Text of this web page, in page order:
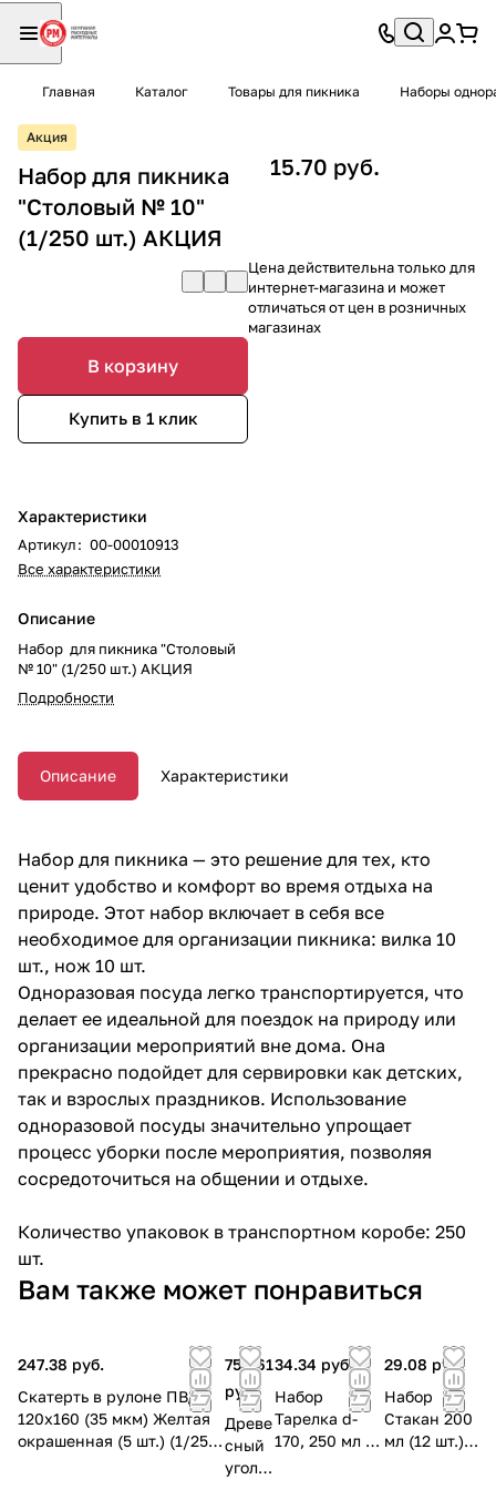
Главная Каталог Товары для пикника Наборы
Акция
Набор для пикника
"Столовый № 10"
(1/250 шт.) АКЦИЯ
В корзину
Купить в 1 клик
Характеристики
Артикул: 00-00010913
Все характеристики
Описание
Набор для пикника "Столовый
№ 10" (1/250 шт.) АКЦИЯ
Подробности
15.70 руб.
Цена действительна только для
интернет-магазина и может
отличаться от цен в розничных
магазинах
Описание Характеристики
Набор для пикника — это решение для тех, кто
ценит удобство и комфорт во время отдыха на
природе. Этот набор включает в себя все
необходимое для организации пикника: вилка 10
шт., нож 10 шт.
Одноразовая посуда легко транспортируется, что
делает ее идеальной для поездок на природу или
организации мероприятий вне дома. Она
прекрасно подойдет для сервировки как детских,
так и взрослых праздников. Использование
одноразовой посуды значительно упрощает
процесс уборки после мероприятия, позволяя
сосредоточиться на общении и отдыхе.
Количество упаковок в транспортном коробе: 250
шт.
Вам также может понравиться
247.38 руб.
Скатерть в рулоне ПВД
120х160 (35 мкм) Желтая
окрашенная (5 шт.) (1/25
759.61
руб.
Древе
сный
уголь
34.34 руб.
Набор
Тарелка d-
170, 250 мл (6
29.08 руб.
Набор
Стакан 200
мл (12 шт.)